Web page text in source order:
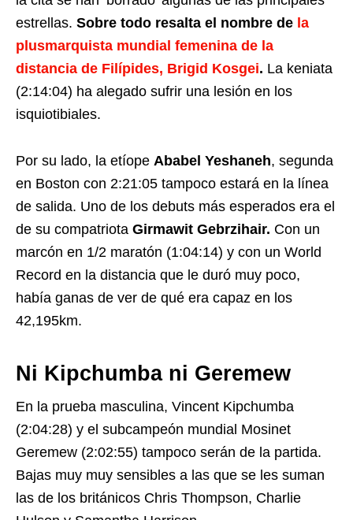
estrellas. Sobre todo resalta el nombre de la
plusmarquista mundial femenina de la
distancia de Filípides, Brigid Kosgei. La keniata
(2:14:04) ha alegado sufrir una lesión en los
isquiotibiales.
Por su lado, la etíope Ababel Yeshaneh, segunda
en Boston con 2:21:05 tampoco estará en la línea
de salida. Uno de los debuts más esperados era el
de su compatriota Girmawit Gebrzihair. Con un
marcón en 1/2 maratón (1:04:14) y con un World
Record en la distancia que le duró muy poco,
había ganas de ver de qué era capaz en los
42,195km.
Ni Kipchumba ni Geremew
En la prueba masculina, Vincent Kipchumba
(2:04:28) y el subcampeón mundial Mosinet
Geremew (2:02:55) tampoco serán de la partida.
Bajas muy muy sensibles a las que se les suman
las de los británicos Chris Thompson, Charlie